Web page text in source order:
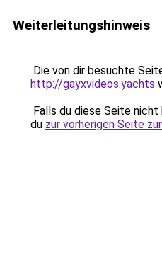
Weiterleitungshinweis
Die von dir besuchte
http://gayxvideos.yachts
Falls du diese Seite
du zur vorherigen Seite